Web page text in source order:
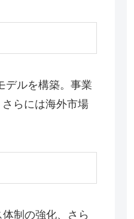
デルを構築。事業
らには海外市場
制の強化、さら